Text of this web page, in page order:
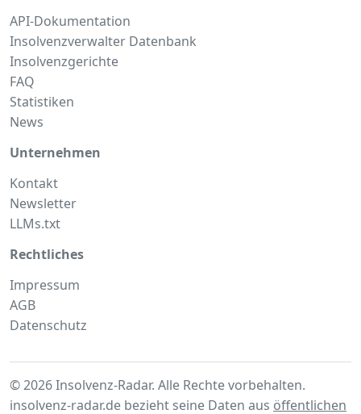
API-Dokumentation
Insolvenzverwalter Datenbank
Insolvenzgerichte
FAQ
Statistiken
News
Unternehmen
Kontakt
Newsletter
LLMs.txt
Rechtliches
Impressum
AGB
Datenschutz
© 2026 Insolvenz-Radar. Alle Rechte vorbehalten.
insolvenz-radar.de bezieht seine Daten aus öffentlichen